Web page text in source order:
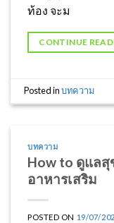
ท้อง จะม
CONTINUE
Posted inบทความ
บทความ
How to ดูแลสุ
อาหารเสริม
POSTED ON 19/07/